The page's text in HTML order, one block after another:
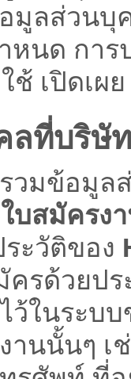
มูลส่วน
หนด การ
ช้ เปิดเ
ที่บริษั
วมข้อมู
บสมัครง
ะวัติของ
ครด้วยป
ว้ในระบ
านนั้นๆ เ